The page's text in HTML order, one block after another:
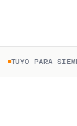
PARA SIEMPRE.